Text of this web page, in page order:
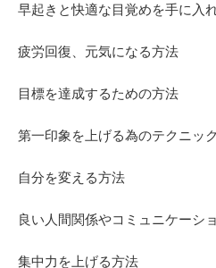
早起きと快適な目覚めを手に入
疲労回復、元気になる方法
目標を達成するための方法
第一印象を上げる為のテクニック
自分を変える方法
良い人間関係やコミュニケーシ
集中力を上げる方法